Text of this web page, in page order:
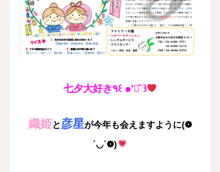
七夕大好き٩꒰ ๑′◡͐`꒱
織姫と 彦星が今年も会えますように(❁
´◡`❁)